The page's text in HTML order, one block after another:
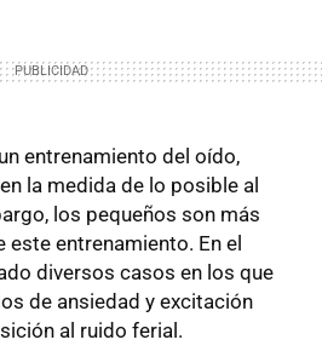
entrenamiento del oído,
la medida de lo posible al
los pequeños son más
entrenamiento. En el
diversos casos en los que
de ansiedad y excitación
al ruido ferial.